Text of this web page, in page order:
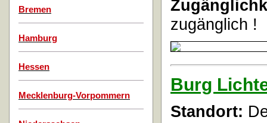
Bremen
Hamburg
Hessen
Mecklenburg-Vorpommern
zugänglich !
Burg
Standort: